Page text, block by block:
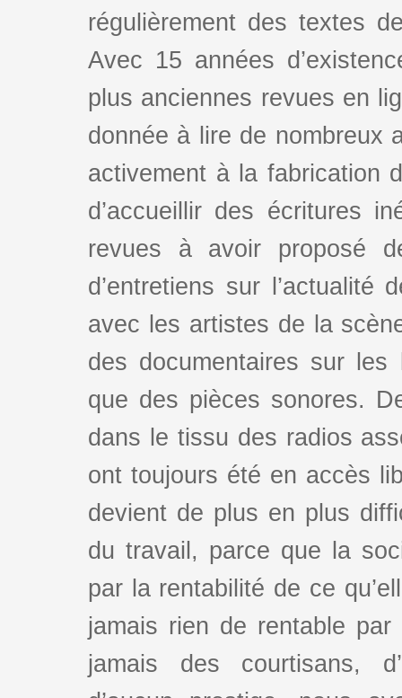
régulièrement des textes
Avec 15 années
plus anciennes revues en
donnée à lire de nombreux
activement à la fabrication
d’accueillir des écritures
revues à avoir proposé
d’entretiens sur l’actualité
avec les artistes de la
des documentaires sur
que des pièces sonores.
dans le tissu des radios
ont toujours été en accès
devient de plus en plus
du travail, parce que la
par la rentabilité de ce
jamais rien de rentable
jamais des courtisans,